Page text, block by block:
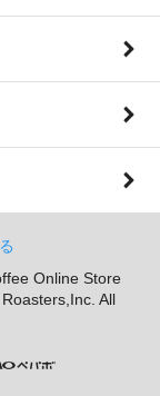
Online Store
All